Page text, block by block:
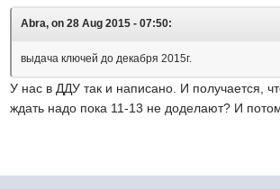
Abra, on 28 Aug 2015 - 07:50:
выдача ключей до декабря 2015г.
У нас в ДДУ так и написано. И получается,
ждать надо пока 11-13 не доделают? И